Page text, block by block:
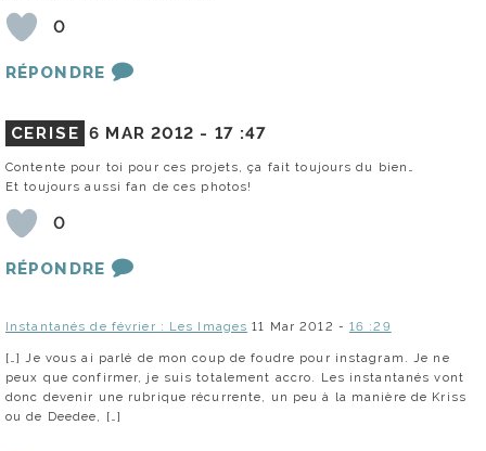
0
RÉPONDRE
CERISE 6 MAR 2012 - 17 :47
Contente pour toi pour ces projets, ça fait toujours du bien…
Et toujours aussi fan de ces photos!
0
RÉPONDRE
Instantanés de février : Les Images 11 Mar 2012 -16 :29
[…] Je vous ai parlé de mon coup de foudre pour instagram. Je ne
peux que confirmer, je suis totalement accro. Les instantanés vont
donc devenir une rubrique récurrente, un peu à la manière de Kriss
ou de Deedee, […]